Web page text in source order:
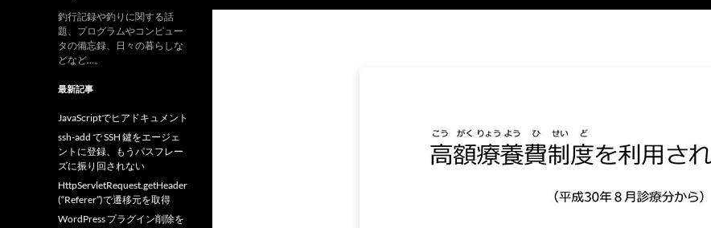
釣行記録や釣りに関する話
題、プログラムやコンピュー
タの備忘録、日々の暮らしな
どなど…。
最新記事
JavaScriptでヒアドキュメント
ssh-add で SSH 鍵をエージェ
ントに登録、もうパスフレー
ズに振り回されない
HttpServletRequest.getHeader
(“Referer”)で遷移元を取得
WordPress プラグイン削除を